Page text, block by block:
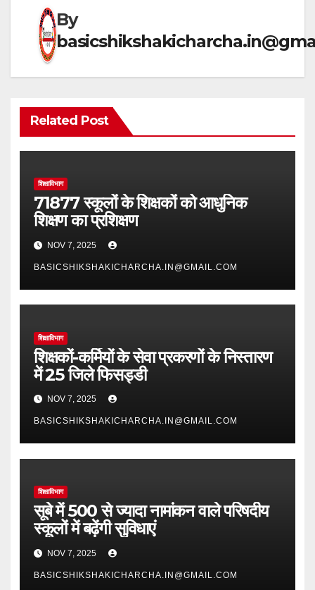
p
k
By
Related Post
शिक्षाविभाग
71877 स्कूलों के शिक्षकों को आधुनिक
शिक्षण का प्रशिक्षण
NOV 7, 2025
BASICSHIKSHAKICHARCHA.IN@GMAIL.COM
शिक्षाविभाग
शिक्षकों-कर्मियों के सेवा प्रकरणों के निस्तारण
में 25 जिले फिसड्डी
NOV 7, 2025
BASICSHIKSHAKICHARCHA.IN@GMAIL.COM
शिक्षाविभाग
सूबे में 500 से ज्यादा नामांकन वाले परिषदीय
स्कूलों में बढ़ेंगी सुविधाएं
NOV 7, 2025
BASICSHIKSHAKICHARCHA.IN@GMAIL.COM